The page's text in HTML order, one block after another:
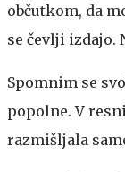
občutkom, da
se čevlji izdajo.
Spomnim se
popolne. V
razmišljala